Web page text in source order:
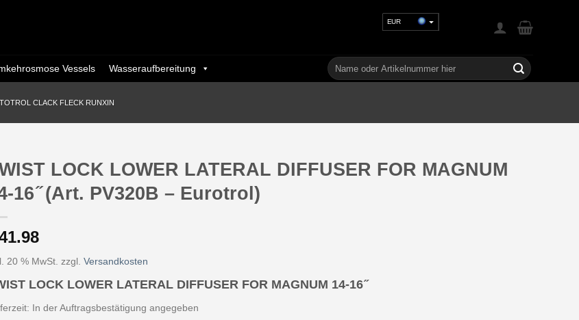
EUR
GBP
Vessels Wasseraufbereitung
Suchen
nach:
CLACK FLECK RUNXIN
LOCK LOWER LATERAL DIFFUSER FOR MAGNUM
16 ̋ (Art. PV320B – Eurotrol)
20 % MwSt. zzgl.Versandkosten
LOCK LOWER LATERAL DIFFUSER FOR MAGNUM 14-16
In der Auftragsbestätigung angegeben